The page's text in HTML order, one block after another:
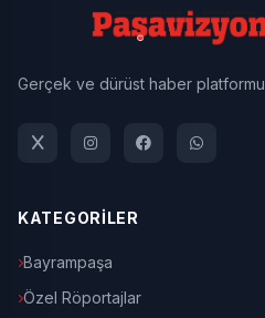
Gerçek ve dürüst haber platformu
KATEGORİLER
Bayrampaşa
Özel Röportajlar